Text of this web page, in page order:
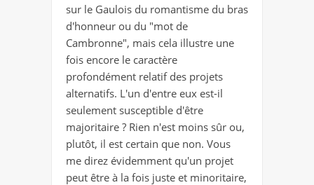
sur le Gaulois du romantisme du bras
d'honneur ou du "mot de
Cambronne", mais cela illustre une
fois encore le caractère
profondément relatif des projets
alternatifs. L'un d'entre eux est-il
seulement susceptible d'être
majoritaire ? Rien n'est moins sûr ou,
plutôt, il est certain que non. Vous
me direz évidemment qu'un projet
peut être à la fois juste et minoritaire,